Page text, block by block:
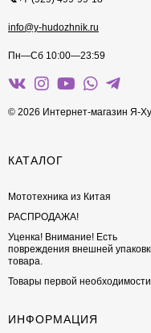
info@y-hudozhnik.ru
Пн—Сб 10:00—23:59
© 2026 Интернет-магазин Я-
КАТАЛОГ
Мототехника из Китая
РАСПРОДАЖА!
Уценка! Внимание! Есть
повреждения внешней
товара.
Товары первой необходимости
ИНФОРМАЦИЯ